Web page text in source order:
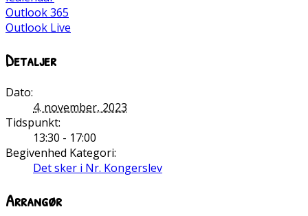
Outlook 365
Outlook Live
Detaljer
Dato:
4. november, 2023
Tidspunkt:
13:30 - 17:00
Begivenhed Kategori:
Det sker i Nr. Kongerslev
Arrangør